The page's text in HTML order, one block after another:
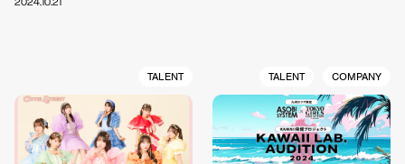
2024.10.21
TALENT TALENT COMPANY